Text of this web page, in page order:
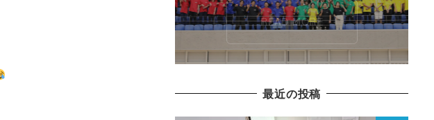
READ MORE
最近の投稿